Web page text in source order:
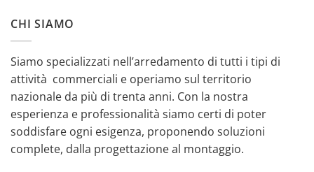
CHI SIAMO
Siamo specializzati nell’arredamento di tutti i tipi di
attività commerciali e operiamo sul territorio
nazionale da più di trenta anni. Con la nostra
esperienza e professionalità siamo certi di poter
soddisfare ogni esigenza, proponendo soluzioni
complete, dalla progettazione al montaggio.